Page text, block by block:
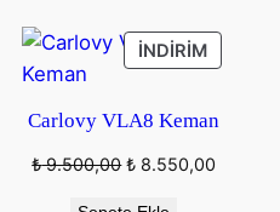
İNDIRIM
ÜRÜN
Carlovy VLA8 Keman
₺9.500,00 Orijinal
₺ 8.550,00